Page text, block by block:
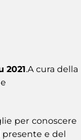
2021.A cura della
per conoscere
e del